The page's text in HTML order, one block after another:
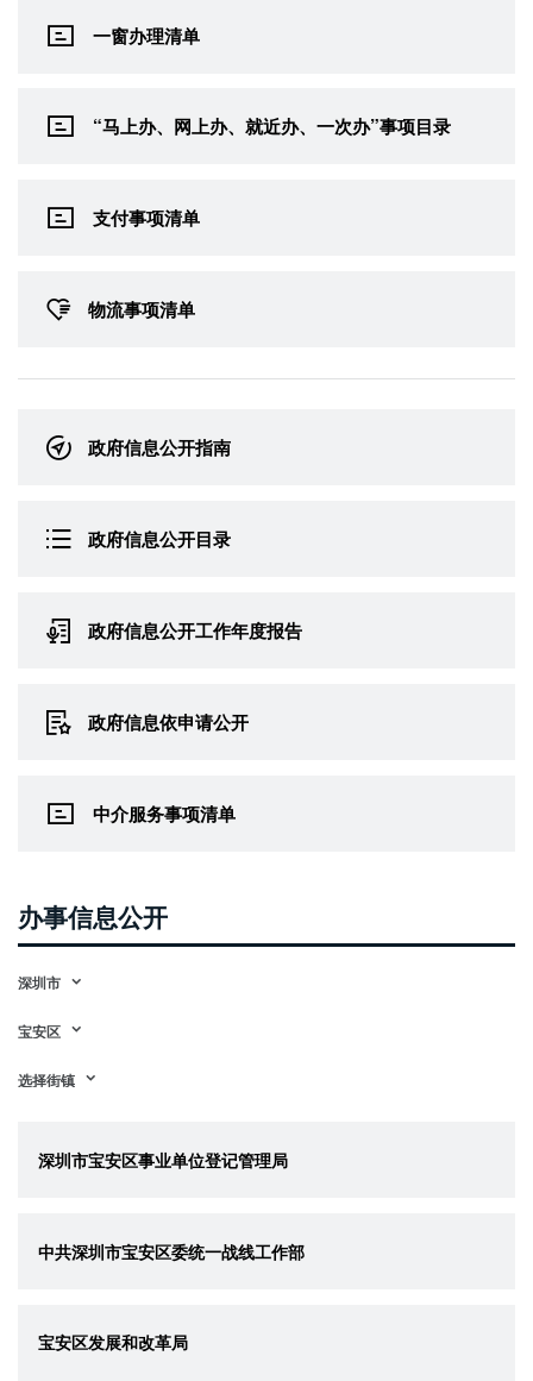
一窗办理清单
“马上办、网上办、就近办、一次办”事项目录
支付事项清单
物流事项清单
政府信息公开指南
政府信息公开目录
政府信息公开工作年度报告
政府信息依申请公开
中介服务事项清单
办事信息公开
深圳市
宝安区
选择街镇
深圳市宝安区事业单位登记管理局
中共深圳市宝安区委统一战线工作部
宝安区发展和改革局